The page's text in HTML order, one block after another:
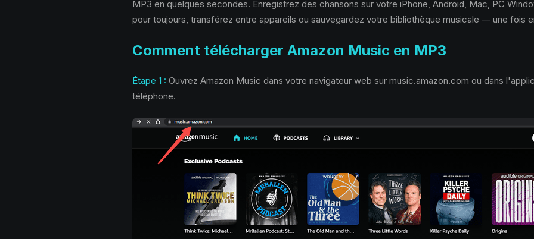
MP3 en quelques secondes. Enregistrez des chansons sur votre iPhone, Android, Mac, PC
pour toujours, transférez entre appareils ou sauvegardez votre bibliothèque musicale — une fois
Comment télécharger Amazon Music en MP3
Étape 1 : Ouvrez Amazon Music dans votre navigateur web sur music.amazon.com ou dans
téléphone.